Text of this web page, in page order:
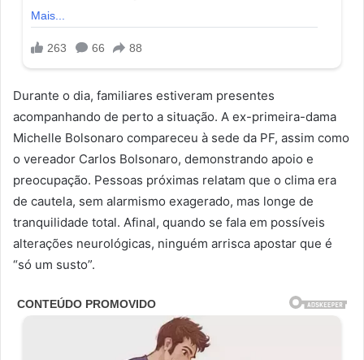
Durante o dia, familiares estiveram presentes
acompanhando de perto a situação. A ex-primeira-dama
Michelle Bolsonaro compareceu à sede da PF, assim como
o vereador Carlos Bolsonaro, demonstrando apoio e
preocupação. Pessoas próximas relatam que o clima era
de cautela, sem alarmismo exagerado, mas longe de
tranquilidade total. Afinal, quando se fala em possíveis
alterações neurológicas, ninguém arrisca apostar que é
“só um susto”.